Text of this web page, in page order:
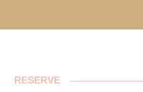
RESERVE